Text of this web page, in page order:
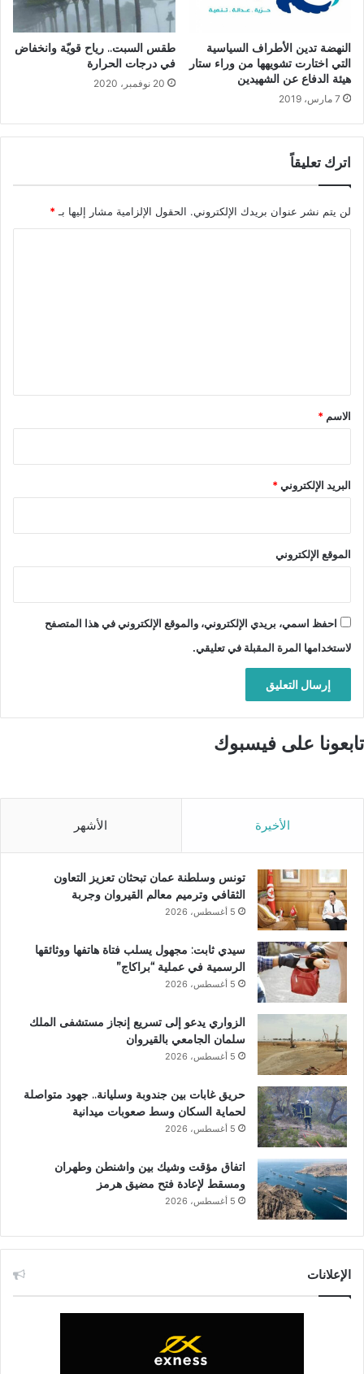
النهضة تدين الأطراف السياسية
التي اختارت تشويهها من وراء ستار
هيئة الدفاع عن الشهيدين
7 مارس، 2019
طقس السبت.. رياح قويّة وانخفاض
في درجات الحرارة
20 نوفمبر، 2020
اترك تعليقاً
لن يتم نشر عنوان بريدك الإلكتروني. الحقول الإلزامية مشار إليها بـ*
*
الاسم *
البريد الإلكتروني*
الموقع الإلكتروني
احفظ اسمي، بريدي الإلكتروني، والموقع الإلكتروني في هذا المتصفح
لاستخدامها المرة المقبلة في تعليقي.
تابعونا على فيسبوك
الأخيرة الأشهر
تونس وسلطنة عمان تبحثان تعزيز التعاون
الثقافي وترميم معالم القيروان وجربة
5 أغسطس، 2026
سيدي ثابت: مجهول يسلب فتاة هاتفها ووثائقها
الرسمية في عملية “براكاج”
5 أغسطس، 2026
الزواري يدعو إلى تسريع إنجاز مستشفى الملك
سلمان الجامعي بالقيروان
5 أغسطس، 2026
حريق غابات بين جندوبة وسليانة.. جهود متواصلة
لحماية السكان وسط صعوبات ميدانية
5 أغسطس، 2026
اتفاق مؤقت وشيك بين واشنطن وطهران
ومسقط لإعادة فتح مضيق هرمز
5 أغسطس، 2026
الإعلانات